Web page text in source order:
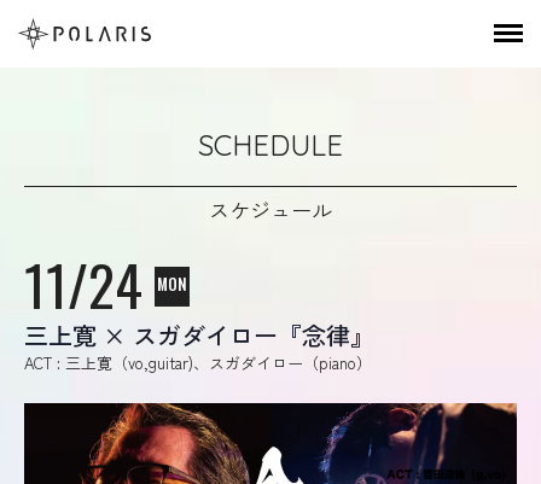
SCHEDULE
スケジュール
11/24 MON
三上寛 × スガダイロー『念律』
ACT : 三上寛（vo,guitar)、スガダイロー（piano）